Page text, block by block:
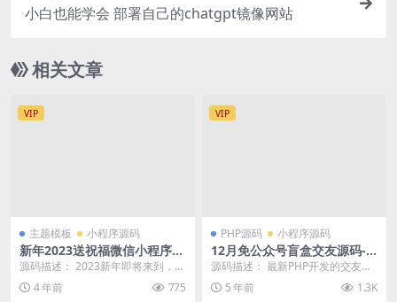
小白也能学会 部署自己的chatgpt镜像网站
相关文章
VIP
主题模板 小程序源码
新年2023送祝福微信小程序源
码 支持流量主
源码描述： 2023新年即将来到，相
信大家都会在新年伊始之际为朋友
家人发送祝福的...
4 年前 775
VIP
PHP源码 小程序源码
12月免公众号盲盒交友源码-
已集成sdk2.0-对接Z支付及视
频搭建教程
源码描述： 最新PHP开发的交友盲
盒系统源码，免微信公众号，此款
一元抽纸条盲盒交...
5 年前 1.3K